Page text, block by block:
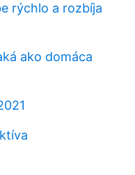
rýchlo a rozbíja
ako domáca